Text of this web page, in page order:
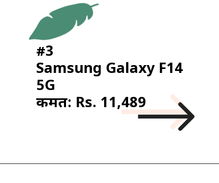
#3
Samsung Galaxy F14
5G
कीमत: Rs. 11,489